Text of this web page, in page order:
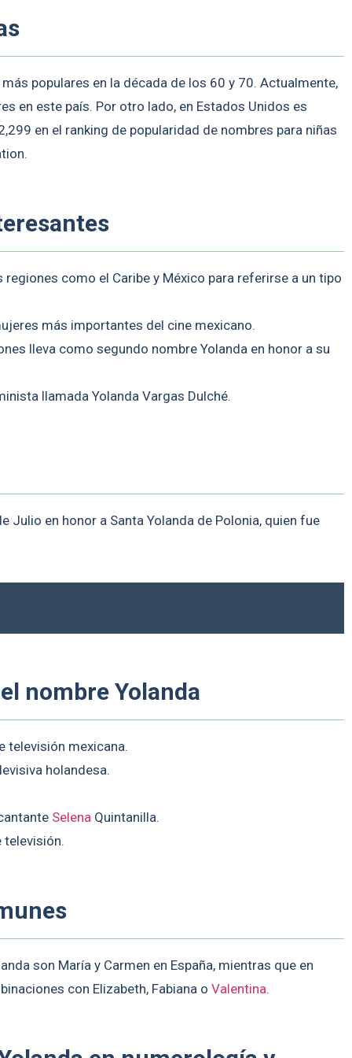
populares en la década de los 60 y 70. Actualmente,
en este país. Por otro lado, en Estados Unidos es
en el ranking de popularidad de nombres para niñas
como el Caribe y México para referirse a un tipo
más importantes del cine mexicano.
lleva como segundo nombre Yolanda en honor a su
llamada Yolanda Vargas Dulché.
Julio en honor a Santa Yolanda de Polonia, quien fue
nombre Yolanda
televisión mexicana.
holandesa.
Selena Quintanilla.
televisión.
son María y Carmen en España, mientras que en
con Elizabeth, Fabiana o Valentina.